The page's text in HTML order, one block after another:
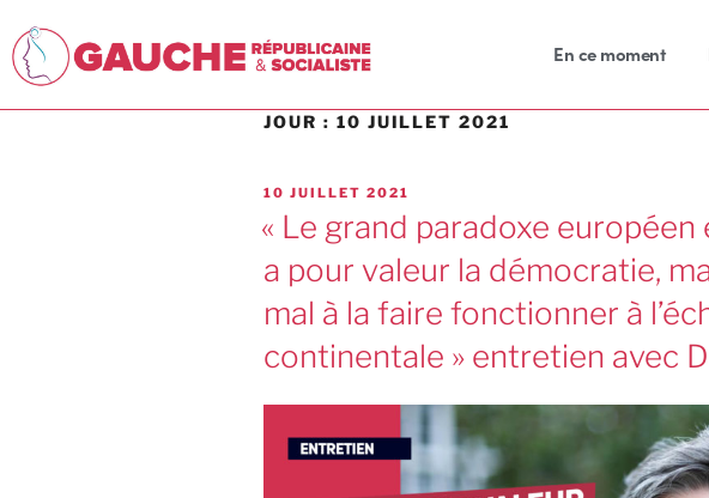
En ce moment
JOUR : 10 JUILLET 2021
10 JUILLET 2021
« Le grand paradoxe européen
a pour valeur la démocratie,
mal à la faire fonctionner à
continentale » entretien avec